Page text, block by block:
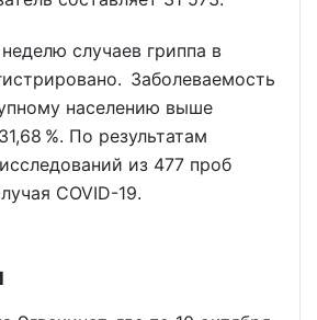
случаев гриппа в
Заболеваемость
населению выше
%. По результатам
из 477 проб
COVID-19.